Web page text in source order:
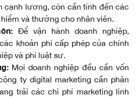
cạnh lương, còn cần tính đến các
và thưởng cho nhân viên.
Để vận hành doanh nghiệp,
khoản phí cấp phép của chính
và phí luật sư.
Mọi doanh nghiệp đều cần vốn
ty digital marketing cần phân
trải các chi phí marketing linh